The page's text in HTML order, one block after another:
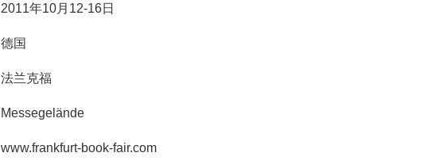
2011年10月12-16日
德国
法兰克福
Messegelände
www.frankfurt-book-fair.com